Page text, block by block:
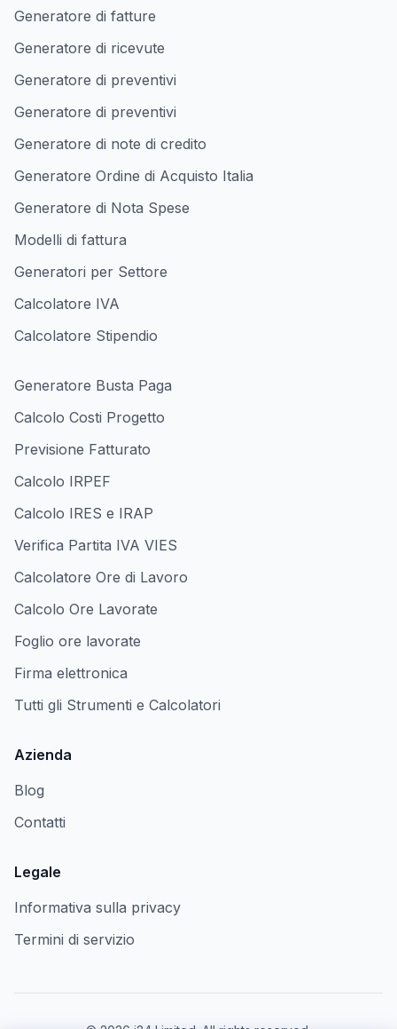
Generatore di fatture
Generatore di ricevute
Generatore di preventivi
Generatore di preventivi
Generatore di note di credito
Generatore Ordine di Acquisto Italia
Generatore di Nota Spese
Modelli di fattura
Generatori per Settore
Calcolatore IVA
Calcolatore Stipendio
Generatore Busta Paga
Calcolo Costi Progetto
Previsione Fatturato
Calcolo IRPEF
Calcolo IRES e IRAP
Verifica Partita IVA VIES
Calcolatore Ore di Lavoro
Calcolo Ore Lavorate
Foglio ore lavorate
Firma elettronica
Tutti gli Strumenti e Calcolatori
Azienda
Blog
Contatti
Legale
Informativa sulla privacy
Termini di servizio